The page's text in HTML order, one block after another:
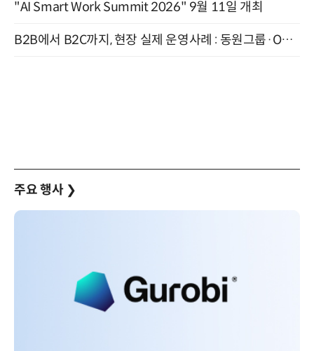
"AI Smart Work Summit 2026" 9월 11일 개최
B2B에서 B2C까지, 현장 실제 운영사례 : 동원그룹·OCI·다이닝브랜즈그룹·당근 (8/27)
주요 행사 ❯